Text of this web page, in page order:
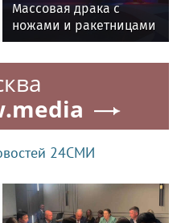
Массовая драка с
ножами и ракетницами
произошла у памятника
в Челябинске
24СМИ